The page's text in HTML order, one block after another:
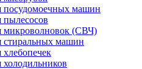
холодильников
холодильщиков
для холодильщиков
приставок
игровых приставок